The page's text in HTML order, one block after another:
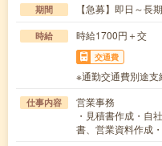
期間 【急募】即日～長
時給 時給1700円＋交
交通費
※通勤交通費別途支
仕事内容
営業事務
・見積書作成・自
書、営業資料作成